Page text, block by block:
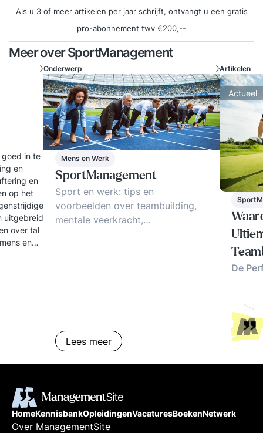
Als u 3 of meer artikelen per jaar schrijft, ontvangt u een gratis
pro-abonnement twv €200,--
Meer over SportManagement
goed in te
en
en
op het
uitgebreid
over tal
en
Onderwerp
Mens en Werk
SportManagement
Sport en werk: tips en
voorbeelden over teambuilding,
mentale veerkracht,
Lees meer
Artikelen
Actueel
De
HomeKennisbankOpleidingenVacaturesBoekenNetwerk
Over ManagementSite